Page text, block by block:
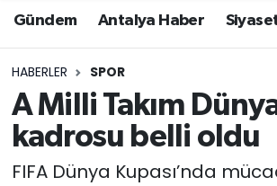
Gündem Antalya Haber
HABERLER SPOR
A Milli Takım
kadrosu belli oldu
FIFA Dünya Kupası’nda
Siyaset
Ekonomi
Video
Siyaset
Eğitim
Ekonomi
Muratpaşa Trafik Yoğunluk
Süper Lig Puan Durumu ve
Tüm Manşetler